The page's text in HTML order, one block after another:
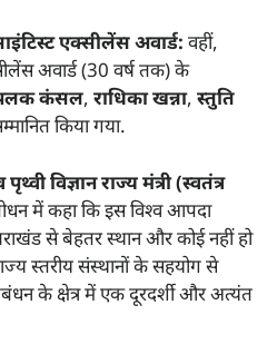
एक्सीलेंस अवार्ड: वहीं,
अवार्ड (30 वर्ष तक) के
कंसल, राधिका खन्ना, स्तुति
किया गया.
पृथ्वी विज्ञान राज्य मंत्री (स्वतंत्र
में कहा कि इस विश्व आपदा
से बेहतर स्थान और कोई नहीं हो
राज्य स्तरीय संस्थानों के सहयोग से
के क्षेत्र में एक दूरदर्शी और अत्यंत